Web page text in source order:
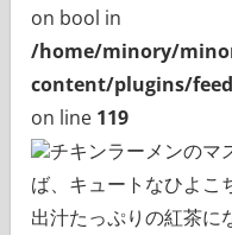
on bool in
/home/minory/
content/plugins/
on line 119
チキンラーメンのマ
ば、キュートなひよこ
出汁たっぷりの紅茶に